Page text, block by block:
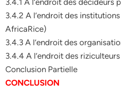
3.4.1 A l’endroit des décideurs
3.4.2 A l’endroit des
AfricaRice)
3.4.3 A l’endroit des
3.4.4 A l’endroit des riziculteurs
Conclusion Partielle
CONCLUSION